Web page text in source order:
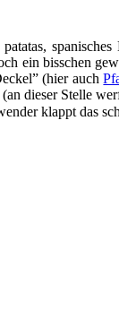
ein bisschen
(hier auch
dieser Stelle
klappt das